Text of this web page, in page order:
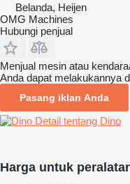
Belanda, Heijen
OMG Machines
Hubungi penjual
Menjual mesin atau
Anda dapat melakukannya
Pasang iklan Anda
Detail tentang Dino
Harga untuk